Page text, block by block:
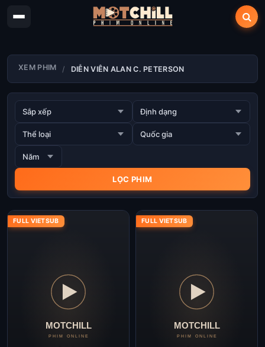
XEM PHIM DIỄN VIÊN ALAN C. PETERSON
FULL VIETSUB FULL VIETSUB